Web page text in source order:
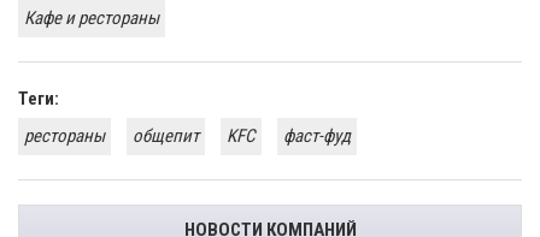
Кафе и рестораны
Теги:
рестораны
общепит KFC фаст-фуд
НОВОСТИ КОМПАНИЙ